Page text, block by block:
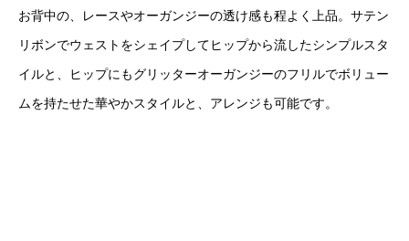
お背中の、レースやオーガンジーの透け感も程よく上品。サテン
リボンでウェストをシェイプしてヒップから流したシンプルスタ
イルと、ヒップにもグリッターオーガンジーのフリルでボリュー
ムを持たせた華やかスタイルと、アレンジも可能です。